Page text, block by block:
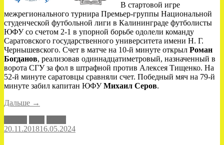
В стартовой игре
межрегионального турнира Премьер-группы Национальной
студенческой футбольной лиги в Калининграде футболисты
ЮФУ со счетом 2-1 в упорной борьбе одолели команду
Саратовского государственного университета имени Н. Г.
Чернышевского. Счет в матче на 10-й минуте открыл Роман
Богданов, реализовав одиннадцатиметровый, назначенный в
ворота СГУ за фол в штрафной против Алексея Тищенко. На
52-й минуте саратовцы сравняли счет. Победный мяч на 79-й
минуте забил капитан ЮФУМихаил Серов.
Дальше «ЮФУ
–
→
20.11.201816.05.2024